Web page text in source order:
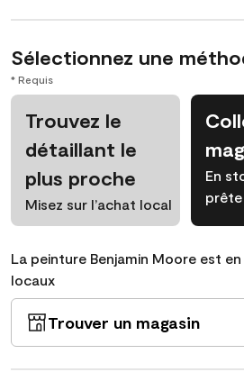
Sélectionnez une
* Requis
Trouvez le
détaillant le
plus proche
Misez sur l’achat local
En
prête
La peinture Benjamin Moore est
locaux
Trouver un magasin